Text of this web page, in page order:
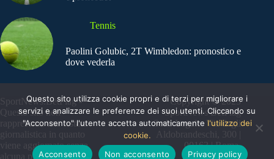
Tennis
Paolini Golubic, 2T Wimbledon: pronostico e
dove vederla
SportNews.BetFlag -
Questo sito non
rappresenta una testata
giornalistica in quanto
viene aggiornato senza
alcuna periodicità
Copyright © 2025
SportNews BetFlag
Sede Legale: Via degli
Aldobrandeschi, 300 |
00163 | Roma
Questo sito utilizza cookie propri e di terzi per migliorare i
servizi e analizzare le preferenze dei suoi utenti. Cliccando su
"Acconsento" l'utente accetta automaticamente l'utilizzo dei
cookie.
Acconsento
Non acconsento Privacy policy